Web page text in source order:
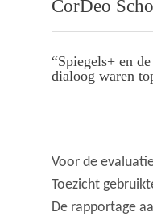
CorDeo
“Spiegels+ en
dialoog waren
Voor de
Toezicht
De rapportage